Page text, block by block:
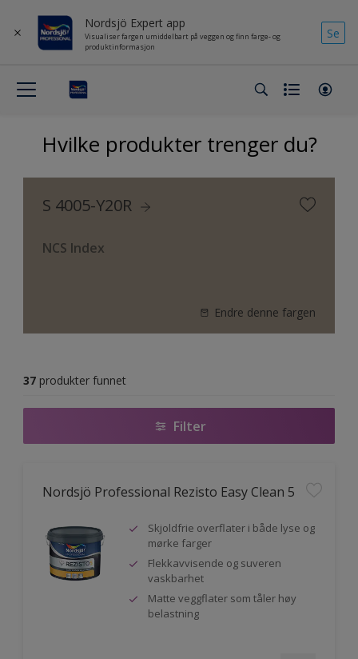
Nordsjö Expert app
Visualiser fargen umiddelbart på veggen og finn farge- og
produktinformasjon
Se
Hvilke produkter trenger du?
S 4005-Y20R
NCS Index
Endre denne fargen
37 produkter funnet
Filter
Nordsjö Professional Rezisto Easy Clean 5
Skjoldfrie overflater i både lyse og
mørke farger
Flekkavvisende og suveren
vaskbarhet
Matte veggflater som tåler høy
belastning